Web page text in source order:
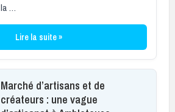
la …
Lire la suite »
Marché d’artisans et de
créateurs : une vague